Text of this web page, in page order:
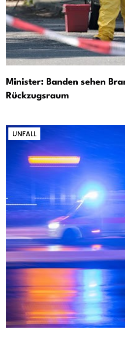
Minister: Banden sehen
Rückzugsraum
UNFALL